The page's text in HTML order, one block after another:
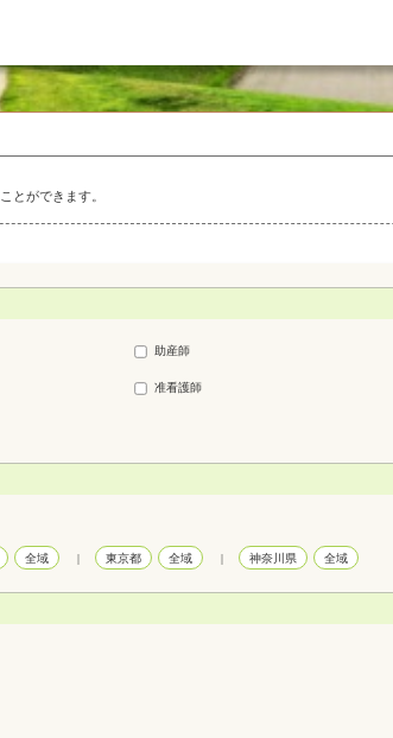
ことができます。
助産師
准看護師
全域 | 東京都 全域 | 神奈川県 全域